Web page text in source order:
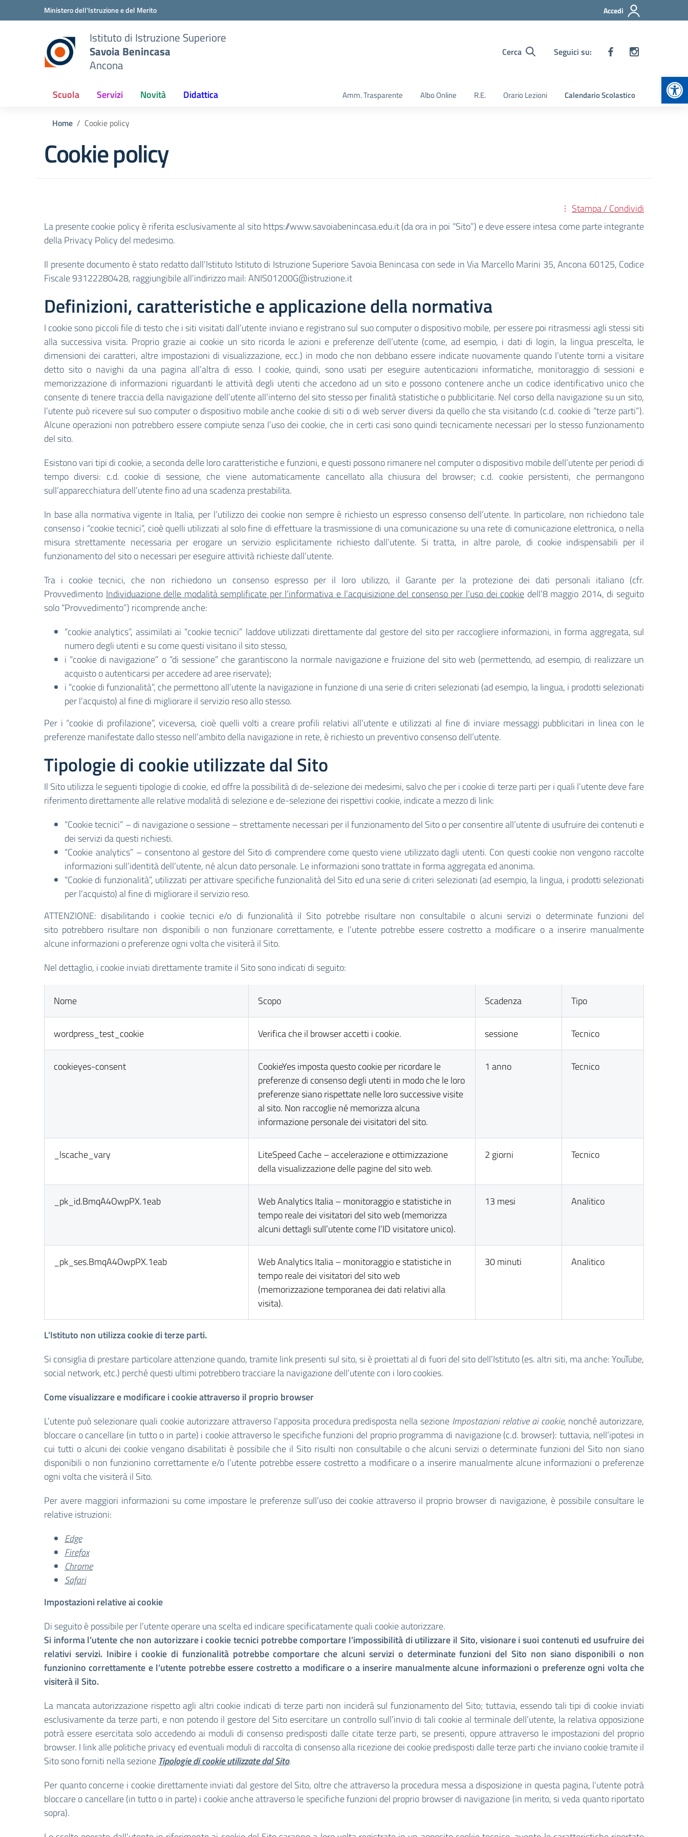
Vai ai contenuti
Vai al menu di navigazioneMinistero dell'Istruzione e del Merito Accedi
Istituto di Istruzione Superiore
Savoia Benincasa
Ancona
Cerca Seguici su:
Scuola Servizi Novità Didattica Amm. Trasparente Albo Online R.E. Orario Lezioni Calendario Scolastico
Home Cookie policy
Cookie policy
Stampa / Condividi
La presente cookie policy è riferita esclusivamente al sito https://www.savoiabenincasa.edu.it (da ora in poi “Sito”) e deve essere intesa come parte integrante
della Privacy Policy del medesimo.
Il presente documento è stato redatto dall’Istituto Istituto di Istruzione Superiore Savoia Benincasa con sede in Via Marcello Marini 35, Ancona 60125, Codice
Fiscale 93122280428, raggiungibile all’indirizzo mail: ANIS01200G@istruzione.it
Definizioni, caratteristiche e applicazione della normativa
I cookie sono piccoli file di testo che i siti visitati dall’utente inviano e registrano sul suo computer o dispositivo mobile, per essere poi ritrasmessi agli stessi siti
alla successiva visita. Proprio grazie ai cookie un sito ricorda le azioni e preferenze dell’utente (come, ad esempio, i dati di login, la lingua prescelta, le
dimensioni dei caratteri, altre impostazioni di visualizzazione, ecc.) in modo che non debbano essere indicate nuovamente quando l’utente torni a visitare
detto sito o navighi da una pagina all’altra di esso. I cookie, quindi, sono usati per eseguire autenticazioni informatiche, monitoraggio di sessioni e
memorizzazione di informazioni riguardanti le attività degli utenti che accedono ad un sito e possono contenere anche un codice identificativo unico che
consente di tenere traccia della navigazione dell’utente all’interno del sito stesso per finalità statistiche o pubblicitarie. Nel corso della navigazione su un sito,
l’utente può ricevere sul suo computer o dispositivo mobile anche cookie di siti o di web server diversi da quello che sta visitando (c.d. cookie di “terze parti”).
Alcune operazioni non potrebbero essere compiute senza l’uso dei cookie, che in certi casi sono quindi tecnicamente necessari per lo stesso funzionamento
del sito.
Esistono vari tipi di cookie, a seconda delle loro caratteristiche e funzioni, e questi possono rimanere nel computer o dispositivo mobile dell’utente per periodi di
tempo diversi: c.d. cookie di sessione, che viene automaticamente cancellato alla chiusura del browser; c.d. cookie persistenti, che permangono
sull’apparecchiatura dell’utente fino ad una scadenza prestabilita.
In base alla normativa vigente in Italia, per l’utilizzo dei cookie non sempre è richiesto un espresso consenso dell’utente. In particolare, non richiedono tale
consenso i “cookie tecnici”, cioè quelli utilizzati al solo fine di effettuare la trasmissione di una comunicazione su una rete di comunicazione elettronica, o nella
misura strettamente necessaria per erogare un servizio esplicitamente richiesto dall’utente. Si tratta, in altre parole, di cookie indispensabili per il
funzionamento del sito o necessari per eseguire attività richieste dall’utente.
Tra i cookie tecnici, che non richiedono un consenso espresso per il loro utilizzo, il Garante per la protezione dei dati personali italiano (cfr.
Provvedimento Individuazione delle modalità semplificate per l’informativa e l’acquisizione del consenso per l’uso dei cookie dell’8 maggio 2014, di seguito
solo “Provvedimento”) ricomprende anche:
“cookie analytics”, assimilati ai “cookie tecnici” laddove utilizzati direttamente dal gestore del sito per raccogliere informazioni, in forma aggregata, sul
numero degli utenti e su come questi visitano il sito stesso,
i “cookie di navigazione” o “di sessione” che garantiscono la normale navigazione e fruizione del sito web (permettendo, ad esempio, di realizzare un
acquisto o autenticarsi per accedere ad aree riservate);
i “cookie di funzionalità”, che permettono all’utente la navigazione in funzione di una serie di criteri selezionati (ad esempio, la lingua, i prodotti selezionati
per l’acquisto) al fine di migliorare il servizio reso allo stesso.
Per i “cookie di profilazione”, viceversa, cioè quelli volti a creare profili relativi all’utente e utilizzati al fine di inviare messaggi pubblicitari in linea con le
preferenze manifestate dallo stesso nell’ambito della navigazione in rete, è richiesto un preventivo consenso dell’utente.
Tipologie di cookie utilizzate dal Sito
Il Sito utilizza le seguenti tipologie di cookie, ed offre la possibilità di de-selezione dei medesimi, salvo che per i cookie di terze parti per i quali l’utente deve fare
riferimento direttamente alle relative modalità di selezione e de-selezione dei rispettivi cookie, indicate a mezzo di link:
“Cookie tecnici” – di navigazione o sessione – strettamente necessari per il funzionamento del Sito o per consentire all’utente di usufruire dei contenuti e
dei servizi da questi richiesti.
“Cookie analytics” – consentono al gestore del Sito di comprendere come questo viene utilizzato dagli utenti. Con questi cookie non vengono raccolte
informazioni sull’identità dell’utente, né alcun dato personale. Le informazioni sono trattate in forma aggregata ed anonima.
“Cookie di funzionalità”, utilizzati per attivare specifiche funzionalità del Sito ed una serie di criteri selezionati (ad esempio, la lingua, i prodotti selezionati
per l’acquisto) al fine di migliorare il servizio reso.
ATTENZIONE: disabilitando i cookie tecnici e/o di funzionalità il Sito potrebbe risultare non consultabile o alcuni servizi o determinate funzioni del
sito potrebbero risultare non disponibili o non funzionare correttamente, e l’utente potrebbe essere costretto a modificare o a inserire manualmente
alcune informazioni o preferenze ogni volta che visiterà il Sito.
Nel dettaglio, i cookie inviati direttamente tramite il Sito sono indicati di seguito:
Nome Scopo Scadenza Tipo
wordpress_test_cookie Verifica che il browser accetti i cookie. sessione Tecnico
cookieyes-consent
CookieYes imposta questo cookie per ricordare le
preferenze di consenso degli utenti in modo che le loro
preferenze siano rispettate nelle loro successive visite
al sito. Non raccoglie né memorizza alcuna
informazione personale dei visitatori del sito.
1 anno Tecnico
_lscache_vary
LiteSpeed Cache – accelerazione e ottimizzazione
della visualizzazione delle pagine del sito web.
2 giorni Tecnico
_pk_id.BmqA4OwpPX.1eab
Web Analytics Italia – monitoraggio e statistiche in
tempo reale dei visitatori del sito web (memorizza
alcuni dettagli sull’utente come l’ID visitatore unico).
13 mesi Analitico
_pk_ses.BmqA4OwpPX.1eab
Web Analytics Italia – monitoraggio e statistiche in
tempo reale dei visitatori del sito web
(memorizzazione temporanea dei dati relativi alla
visita).
30 minuti Analitico
L’Istituto non utilizza cookie di terze parti.
Si consiglia di prestare particolare attenzione quando, tramite link presenti sul sito, si è proiettati al di fuori del sito dell’Istituto (es. altri siti, ma anche: YouTube,
social network, etc.) perché questi ultimi potrebbero tracciare la navigazione dell’utente con i loro cookies.
Come visualizzare e modificare i cookie attraverso il proprio browser
L’utente può selezionare quali cookie autorizzare attraverso l’apposita procedura predisposta nella sezione Impostazioni relative ai cookie, nonché autorizzare,
bloccare o cancellare (in tutto o in parte) i cookie attraverso le specifiche funzioni del proprio programma di navigazione (c.d. browser): tuttavia, nell’ipotesi in
cui tutti o alcuni dei cookie vengano disabilitati è possibile che il Sito risulti non consultabile o che alcuni servizi o determinate funzioni del Sito non siano
disponibili o non funzionino correttamente e/o l’utente potrebbe essere costretto a modificare o a inserire manualmente alcune informazioni o preferenze
ogni volta che visiterà il Sito.
Per avere maggiori informazioni su come impostare le preferenze sull’uso dei cookie attraverso il proprio browser di navigazione, è possibile consultare le
relative istruzioni:
Edge
Firefox
Chrome
Safari
Impostazioni relative ai cookie
Di seguito è possibile per l’utente operare una scelta ed indicare specificatamente quali cookie autorizzare.
Si informa l’utente che non autorizzare i cookie tecnici potrebbe comportare l’impossibilità di utilizzare il Sito, visionare i suoi contenuti ed usufruire dei
relativi servizi. Inibire i cookie di funzionalità potrebbe comportare che alcuni servizi o determinate funzioni del Sito non siano disponibili o non
funzionino correttamente e l’utente potrebbe essere costretto a modificare o a inserire manualmente alcune informazioni o preferenze ogni volta che
visiterà il Sito.
La mancata autorizzazione rispetto agli altri cookie indicati di terze parti non inciderà sul funzionamento del Sito; tuttavia, essendo tali tipi di cookie inviati
esclusivamente da terze parti, e non potendo il gestore del Sito esercitare un controllo sull’invio di tali cookie al terminale dell’utente, la relativa opposizione
potrà essere esercitata solo accedendo ai moduli di consenso predisposti dalle citate terze parti, se presenti, oppure attraverso le impostazioni del proprio
browser. I link alle politiche privacy ed eventuali moduli di raccolta di consenso alla ricezione dei cookie predisposti dalle terze parti che inviano cookie tramite il
Sito sono forniti nella sezione Tipologie di cookie utilizzate dal Sito.
Per quanto concerne i cookie direttamente inviati dal gestore del Sito, oltre che attraverso la procedura messa a disposizione in questa pagina, l’utente potrà
bloccare o cancellare (in tutto o in parte) i cookie anche attraverso le specifiche funzioni del proprio browser di navigazione (in merito, si veda quanto riportato
sopra).